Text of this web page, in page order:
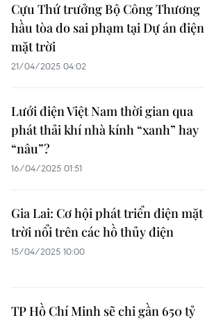
Cựu Thứ trưởng Bộ Công Thương
hầu tòa do sai phạm tại Dự án điện
mặt trời
21/04/2025 04:02
Lưới điện Việt Nam thời gian qua
phát thải khí nhà kính “xanh” hay
“nâu”?
16/04/2025 01:51
Gia Lai: Cơ hội phát triển điện mặt
trời nổi trên các hồ thủy điện
15/04/2025 10:00
TP Hồ Chí Minh sẽ chi gần 650 tỷ